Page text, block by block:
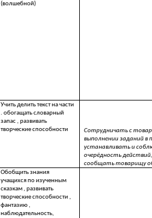
(волшебной)
Учить делить текст на части
. обогащать словарный
запас , развивать
творческие способности
Сотрудничать с
выполнении заданий в
устанавливать и
очерёдность
сообщать товарищу
Обобщить знания
учащихся по изученным
сказкам , развивать
творческие способности ,
фантазию ,
наблюдательность,